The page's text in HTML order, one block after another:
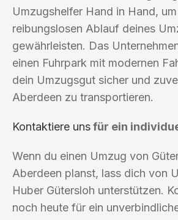
Umzugshelfer Hand in Hand,
reibungslosen Ablauf deines
gewährleisten. Das
einen Fuhrpark mit modernen
dein Umzugsgut sicher und
Aberdeen zu transportieren.
Kontaktiere unsfür ein
Wenn du einen Umzug von
Aberdeen planst, lass dich von
Huber Gütersloh unterstützen.
noch heute für ein